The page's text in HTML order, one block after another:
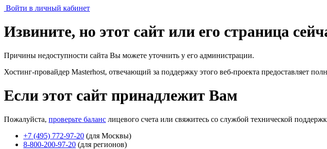
Войти в личный кабинет
Извините, но этот сайт или его страница
Причины недоступности сайта Вы можете уточнить у его администрации.
Хостинг-провайдер Masterhost, отвечающий за поддержку этого веб-проекта предоставляет
Если этот сайт принадлежит Вам
Пожалуйста, проверьте баланс лицевого счета или свяжитесь со службой технической
+7 (495) 772-97-20 (для Москвы)
8-800-200-97-20 (для регионов)